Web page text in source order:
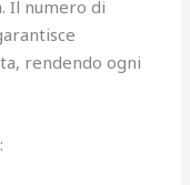
Il numero di
rendendo ogni